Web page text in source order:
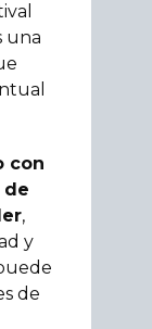
una
con
de
,
y
de